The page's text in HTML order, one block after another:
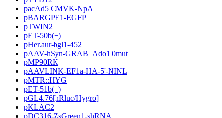
pacAd5 CMVK-NpA
pBARGPE1-EGFP
pTWIN2
pET-50b(+)
pHer.aur-bgl1-452
pAAV-hSyn-GRAB_Ado1.0mut
pMP90RK
pAAVLINK-EF1a-HA-5'-NINL
pMTR::HYG
pET-51b(+)
pGL4.76[hRluc/Hygro]
pKLAC2
pDC316-ZsGreen1-shRNA